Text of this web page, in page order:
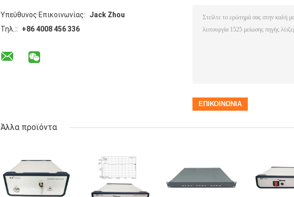
Υπεύθυνος Επικοινωνίας:
Jack Zhou
Τηλ.::
+86 4008 456 336
Άλλα προϊόντα